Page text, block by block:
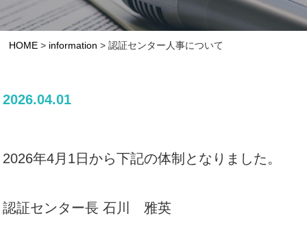
HOME > information >認証センター人事について
2026.04.01
2026年4月1日から下記の体制となりました。
認証センター長 石川 雅英